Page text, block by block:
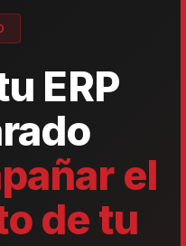
ERP
el
de tu